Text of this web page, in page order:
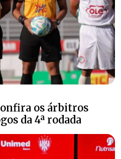
os árbitros
da 4ª rodada